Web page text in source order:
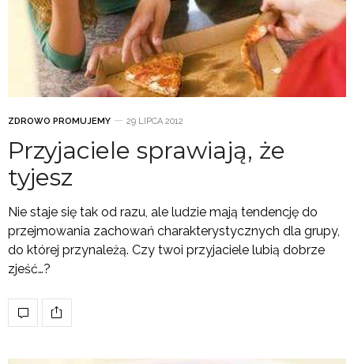
ZDROWO PROMUJEMY 29 LIPCA 2012
Przyjaciele sprawiają, że
tyjesz
Nie staje się tak od razu, ale ludzie mają tendencję do
przejmowania zachowań charakterystycznych dla grupy,
do której przynależą. Czy twoi przyjaciele lubią dobrze
zjeść…?